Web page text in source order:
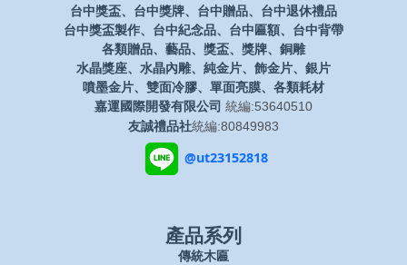
台中獎盃、台中獎牌、台中贈品、台中退休禮品
台中獎盃製作、台中紀念品、台中匾額、台中背帶
各類贈品、藝品、獎盃、獎牌、銅雕
水晶獎座、水晶內雕、純金片、飾金片、銀片
噴墨金片、雙面冷膠、單面亮膜、各類耗材
嘉運國際開發有限公司 統編:53640510
友誠禮品社統編:80849983
@ut23152818
產品系列
傳統木匾